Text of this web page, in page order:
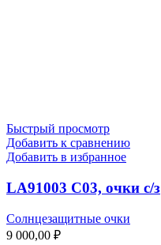
Быстрый просмотр
Добавить к сравнению
Добавить в избранное
LA91003 C03, очки с/з
Солнцезащитные очки
9 000,00 ₽